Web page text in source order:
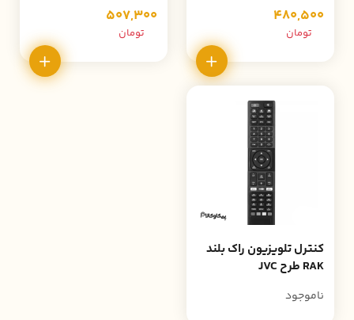
480,500
تومان
507,300
تومان
کنترل تلویزیون راک بلند
RAK طرح JVC
ناموجود